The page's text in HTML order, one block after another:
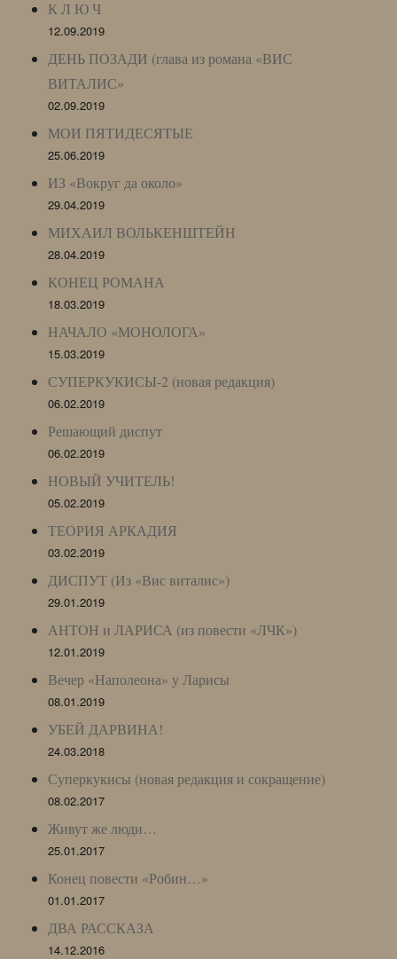
К Л Ю Ч
12.09.2019
ДЕНЬ ПОЗАДИ (глава из романа «ВИС
ВИТАЛИС»
02.09.2019
МОИ ПЯТИДЕСЯТЫЕ
25.06.2019
ИЗ «Вокруг да около»
29.04.2019
МИХАИЛ ВОЛЬКЕНШТЕЙН
28.04.2019
КОНЕЦ РОМАНА
18.03.2019
НАЧАЛО «МОНОЛОГА»
15.03.2019
СУПЕРКУКИСЫ-2 (новая редакция)
06.02.2019
Решающий диспут
06.02.2019
НОВЫЙ УЧИТЕЛЬ!
05.02.2019
ТЕОРИЯ АРКАДИЯ
03.02.2019
ДИСПУТ (Из «Вис виталис»)
29.01.2019
АНТОН и ЛАРИСА (из повести «ЛЧК»)
12.01.2019
Вечер «Наполеона» у Ларисы
08.01.2019
УБЕЙ ДАРВИНА!
24.03.2018
Суперкукисы (новая редакция и сокращение)
08.02.2017
Живут же люди…
25.01.2017
Конец повести «Робин…»
01.01.2017
ДВА РАССКАЗА
14.12.2016